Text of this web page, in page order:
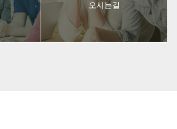
오시는길